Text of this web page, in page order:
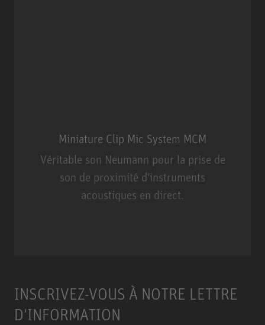
Miniature Clip Mic System MCM
Véritable son Neumann pour la prise de
son de proximité d'instruments
acoustiques en direct.
INSCRIVEZ-VOUS À NOTRE LETTRE
D'INFORMATION